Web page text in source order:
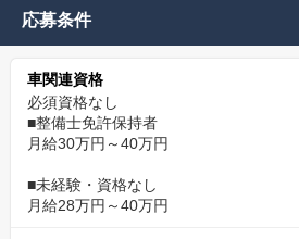
応募条件
車関連資格
必須資格なし
■整備士免許保持者
月給30万円～40万円
■未経験・資格なし
月給28万円～40万円